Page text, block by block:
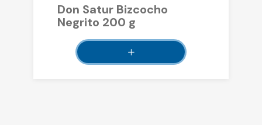
Don Satur Bizcocho
Negrito 200 g